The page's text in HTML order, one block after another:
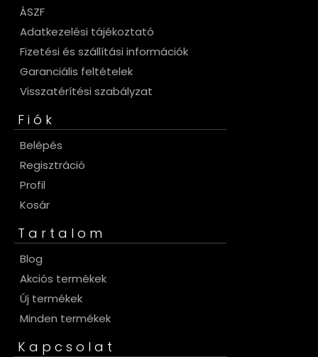
ÁSZF
Adatkezelési tájékoztató
Fizetési és szállítási információk
Garanciális feltételek
Visszatérítési szabályzat
Fiók
Belépés
Regisztráció
Profil
Kosár
Tartalom
Blog
Akciós termékek
Új termékek
Minden termékek
Kapcsolat